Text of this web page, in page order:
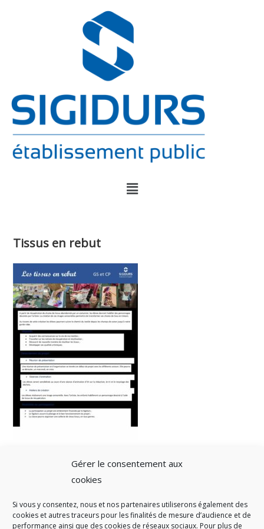
Gérer le consentement aux
cookies
Si vous y consentez, nous et nos partenaires utiliserons également des
cookies et autres traceurs pour les finalités de mesure d’audience et de
performance ainsi que des cookies de réseaux sociaux. Pour plus de
Tissus en rebut
A SAVOIR